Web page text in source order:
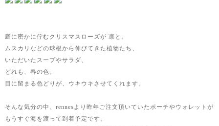
庭に密かに佇むクリスマスローズが 凛と。
ムスカリなどの球根から伸びてきた植物たち、
いただいたスープやサラダ、
どれも、春の色。
目に留まる色どりが、ウキウキさせてくれます。
そんな気分の中、rennesより昨年ご注文頂いていたポーチやウォレットが
もうすぐ海を渡って到着予定です。